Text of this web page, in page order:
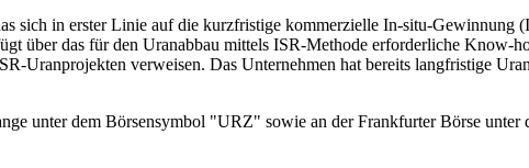
sich in erster Linie auf die kurzfristige kommerzielle In-situ-Gewinnung
über das für den Uranabbau mittels ISR-Methode erforderliche Know-
Uranprojekten verweisen. Das Unternehmen hat bereits langfristige
unter dem Börsensymbol "URZ" sowie an der Frankfurter Börse